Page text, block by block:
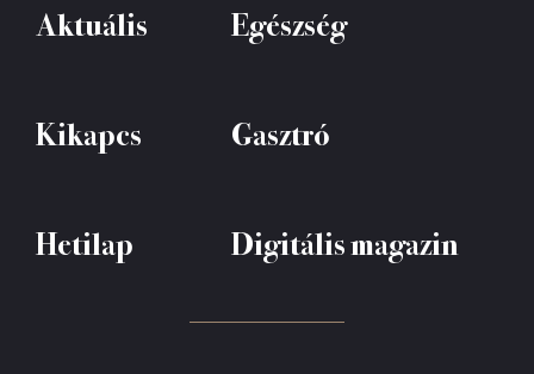
Aktuális Egészség
Kikapcs Gasztró
Hetilap Digitális magazin